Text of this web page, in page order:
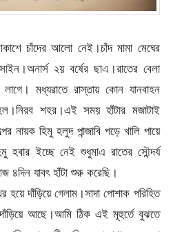
চাঁদের আলো নেই।চাঁদ মামা মেঘের
২য় বর্ষের ছাএ।রাতের বেলা
মধ্যরাতে রাস্তায় কোন যানবাহন
শহর।এই সময় হাঁটার মজাটাই
নায়ক হিমু হলুদ পান্জাবি পড়ে খালি পায়ে
হবার ইচ্ছে নেই শুধুমাএ রাতের সৌন্দর্য
যাবৎ হাঁটা শুরু করেছি।
দাঁড়িয়ে গেলাম।সাদা পোশাক পরিহিত
আছে।আমি ঠিক এই মূহুর্তে বুঝতে